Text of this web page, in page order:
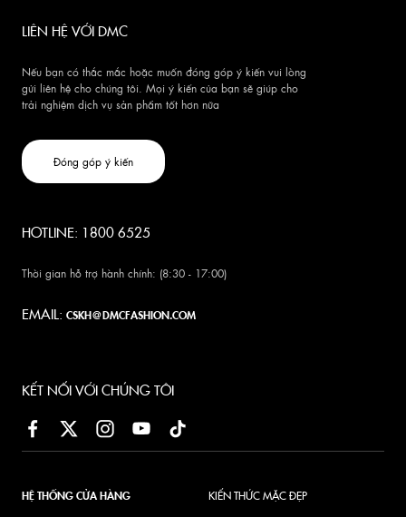
LIÊN HỆ VỚI DMC
Nếu bạn có thắc mắc hoặc muốn đóng góp ý kiến vui lòng
gửi liên hệ cho chúng tôi. Mọi ý kiến của bạn sẽ giúp cho
trải nghiệm dịch vụ sản phẩm tốt hơn nữa
Đóng góp ý kiến
HOTLINE: 1800 6525
Thời gian hỗ trợ hành chính: (8:30 - 17:00)
EMAIL: CSKH@DMCFASHION.COM
KẾT NỐI VỚI CHÚNG TÔI
HỆ THỐNG CỬA HÀNG KIẾN THỨC MẶC ĐẸP